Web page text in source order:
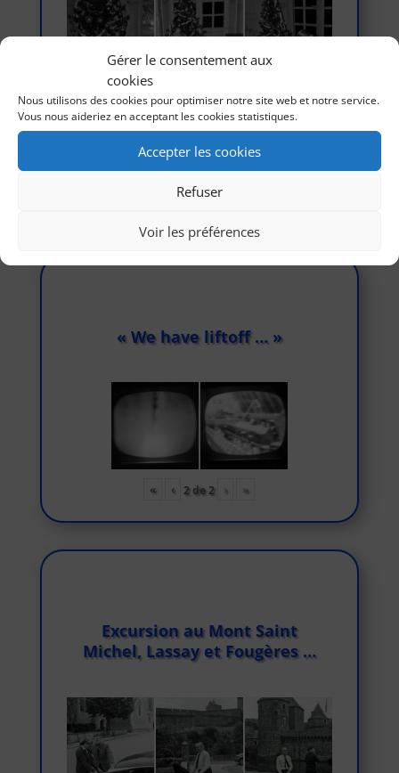
Gérer le consentement aux
cookies
Nous utilisons des cookies pour optimiser notre site web et notre service.
Vous nous aideriez en acceptant les cookies statistiques.
Accepter les cookies
Refuser
Voir les préférences
1de3
« We have liftoff … »
« ‹ 2 de 2 › »
Excursion au Mont Saint
Michel, Lassay et Fougères …